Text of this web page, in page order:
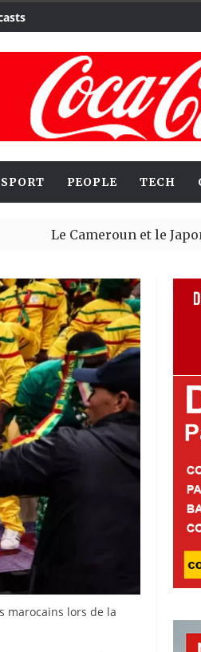
SPORT PEOPLE TECH
Cameroun et le Japon
marocains lors de la